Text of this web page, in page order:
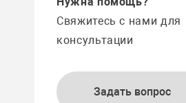
Свяжитесь с нами для
консультации
Задать вопрос